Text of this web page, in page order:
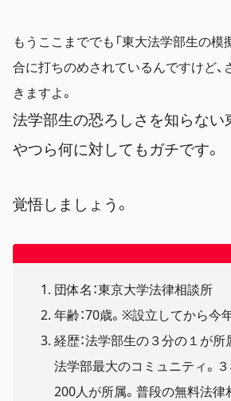
もうここまででも「東大法学部生の模
合に打ちのめされているんですけど
きますよ。
法学部生の恐ろしさを知らない
やつら何に対してもガチです。
覚悟しましょう。
団体名：東京大学法律相談所
年齢：70歳。※設立してから今
経歴：法学部生の３分の１が所
法学部最大のコミュニティ。
200人が所属。普段の無料法律